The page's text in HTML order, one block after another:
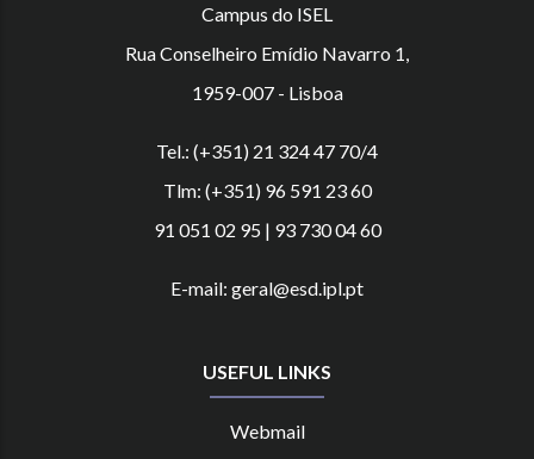
Campus do ISEL
Rua Conselheiro Emídio Navarro 1,
1959-007 - Lisboa
Tel.: (+351) 21 324 47 70/4
Tlm: (+351) 96 591 23 60
91 051 02 95 | 93 730 04 60
E-mail: geral@esd.ipl.pt
USEFUL LINKS
Webmail